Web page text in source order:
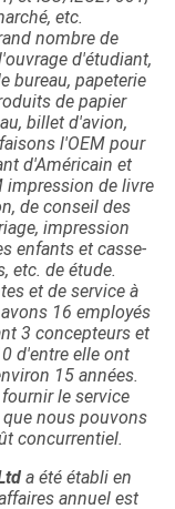
etc.
nombre de
d'étudiant,
bureau, papeterie
de papier
billet d'avion,
l'OEM pour
d'Américain et
impression de livre
de conseil des
impression
enfants et casse-
etc. de étude.
et de service à
16 employés
3 concepteurs et
d'entre elle ont
15 années.
le service
nous pouvons
concurrentiel.
a été établi en
annuel est